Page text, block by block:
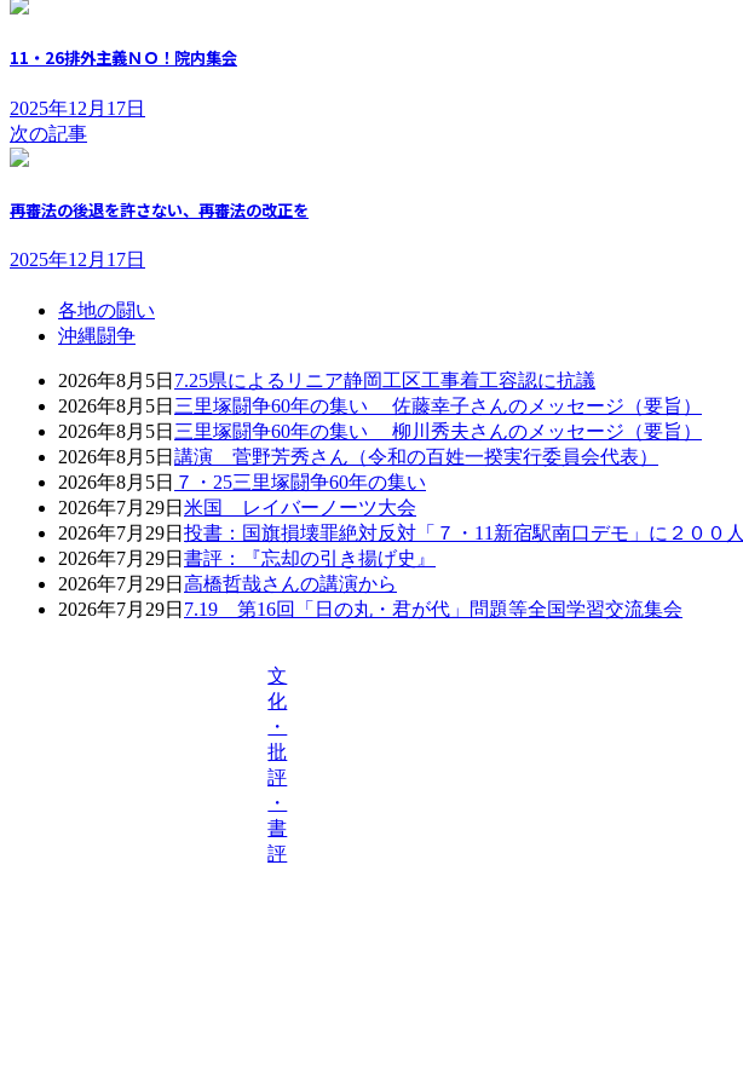
11・26排外主義ＮＯ！院内集会
2025年12月17日
次の記事
再審法の後退を許さない、再審法の改正を
2025年12月17日
各地の闘い
沖縄闘争
2026年8月5日 7.25県によるリニア静岡工区工事着工容認に抗議
2026年8月5日 三里塚闘争60年の集い 佐藤幸子さんのメッセージ（要旨）
2026年8月5日 三里塚闘争60年の集い 柳川秀夫さんのメッセージ（要旨）
2026年8月5日 講演 菅野芳秀さん（令和の百姓一揆実行委員会代表）
2026年8月5日 ７・25三里塚闘争60年の集い
2026年7月29日 米国 レイバーノーツ大会
2026年7月29日 投書：国旗損壊罪絶対反対「７・11新宿駅南口デモ」に２００人
2026年7月29日 書評：『忘却の引き揚げ史』
2026年7月29日 高橋哲哉さんの講演から
2026年7月29日 7.19 第16回「日の丸・君が代」問題等全国学習交流集会
文
化
・
批
評
・
書
評